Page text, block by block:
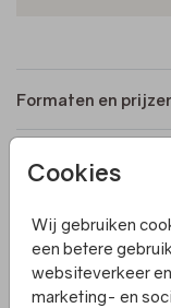
Cookies
Wij gebruiken
een betere
websiteverkeer
marketing- en
Formaten en
Productinformatie
Omschrijving
Een vierkant
de binnenkant